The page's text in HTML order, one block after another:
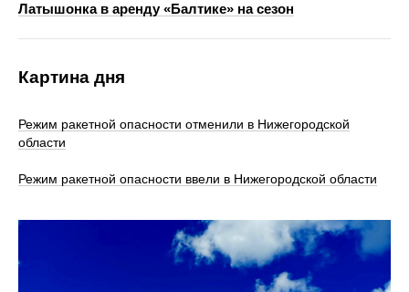
Латышонка в аренду «Балтике» на сезон
Картина дня
Режим ракетной опасности отменили в Нижегородской
области
Режим ракетной опасности ввели в Нижегородской области